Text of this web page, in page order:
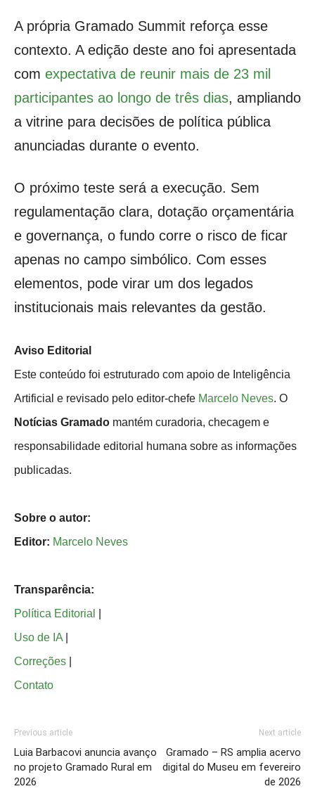
A própria Gramado Summit reforça esse
contexto. A edição deste ano foi apresentada
com expectativa de reunir mais de 23 mil
participantes ao longo de três dias, ampliando
a vitrine para decisões de política pública
anunciadas durante o evento.
O próximo teste será a execução. Sem
regulamentação clara, dotação orçamentária
e governança, o fundo corre o risco de ficar
apenas no campo simbólico. Com esses
elementos, pode virar um dos legados
institucionais mais relevantes da gestão.
Aviso Editorial
Este conteúdo foi estruturado com apoio de Inteligência
Artificial e revisado pelo editor-chefe Marcelo Neves. O
Notícias Gramado mantém curadoria, checagem e
responsabilidade editorial humana sobre as informações
publicadas.
Sobre o autor:
Editor: Marcelo Neves
Transparência:
Política Editorial
Uso de IA
Correções
Contato
Previous article
Luia Barbacovi anuncia avanço
no projeto Gramado Rural em
2026
Next article
Gramado – RS amplia acervo
digital do Museu em fevereiro
de 2026